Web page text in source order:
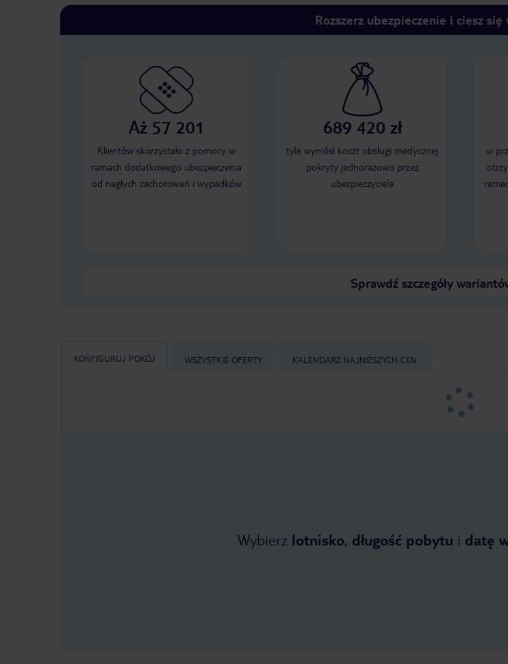
Rozszerz ubezpieczenie i ciesz się
Aż 57 201
Klientów skorzystało z pomocy w
ramach dodatkowego ubezpieczenia
od nagłych zachorowań i wypadków
689 420 zł
tyle wyniósł koszt obsługi medycznej
pokryty jednorazowo przez
ubezpieczyciela
w
Sprawdź szczegóły
KONFIGURUJ POKÓJ WSZYSTKIE OFERTY KALENDARZ NAJNIŻSZYCH CEN
Wybierz lotnisko, długość pobytu i datę